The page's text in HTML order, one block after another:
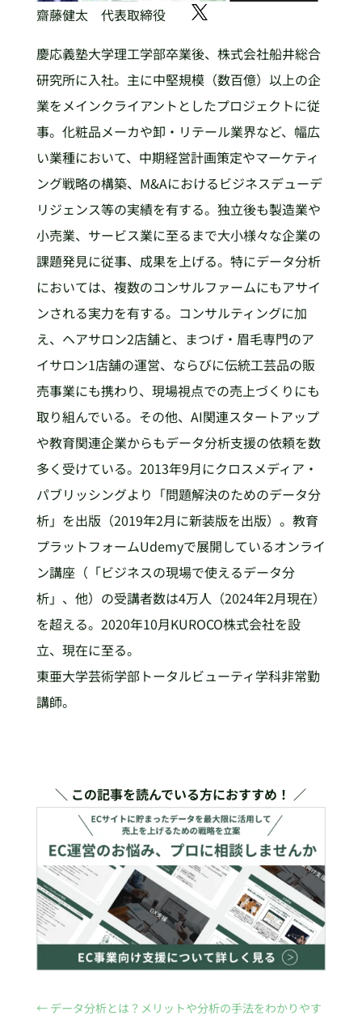
齋藤健太 代表取締役
慶応義塾大学理工学部卒業後、株式会社船井総合
研究所に入社。主に中堅規模（数百億）以上の企
業をメインクライアントとしたプロジェクトに従
事。化粧品メーカや卸・リテール業界など、幅広
い業種において、中期経営計画策定やマーケティ
ング戦略の構築、M&Aにおけるビジネスデューデ
リジェンス等の実績を有する。独立後も製造業や
小売業、サービス業に至るまで大小様々な企業の
課題発見に従事、成果を上げる。特にデータ分析
においては、複数のコンサルファームにもアサイ
ンされる実力を有する。コンサルティングに加
え、ヘアサロン2店舗と、まつげ・眉毛専門のア
イサロン1店舗の運営、ならびに伝統工芸品の販
売事業にも携わり、現場視点での売上づくりにも
取り組んでいる。その他、AI関連スタートアップ
や教育関連企業からもデータ分析支援の依頼を数
多く受けている。2013年9月にクロスメディア・
パブリッシングより「問題解決のためのデータ分
析」を出版（2019年2月に新装版を出版）。教育
プラットフォームUdemyで展開しているオンライ
ン講座（「ビジネスの現場で使えるデータ分
析」、他）の受講者数は4万人（2024年2月現在）
を超える。2020年10月KUROCO株式会社を設
立、現在に至る。
東亜大学芸術学部トータルビューティ学科非常勤
講師。
＼ この記事を読んでいる方におすすめ！ ／
← データ分析とは？メリットや分析の手法をわかりやす